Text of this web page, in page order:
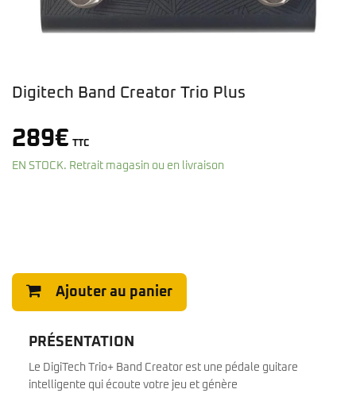
Digitech Band Creator Trio Plus
289€ TTC
EN STOCK. Retrait magasin ou en livraison
Ajouter au panier
PRÉSENTATION
Le DigiTech Trio+ Band Creator est une pédale guitare
intelligente qui écoute votre jeu et génère